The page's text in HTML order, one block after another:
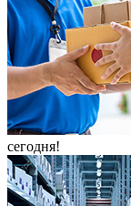
сегодня!